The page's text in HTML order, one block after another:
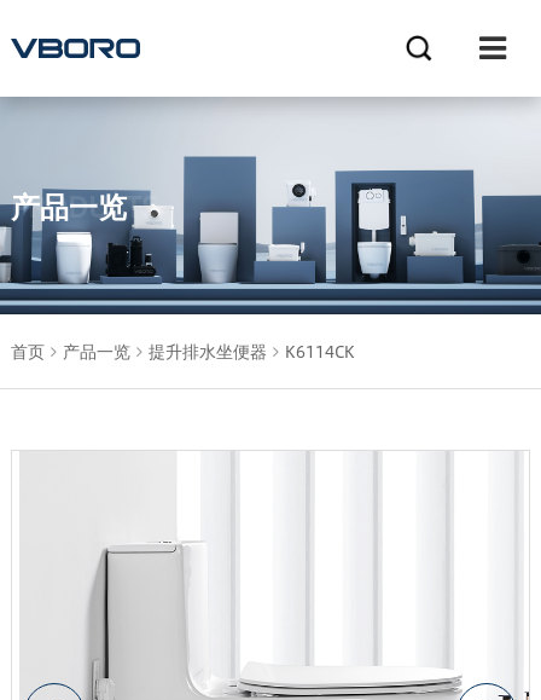
产品一览
PRODUCTS
首页 产品一览 提升排水坐便器 K6114CK